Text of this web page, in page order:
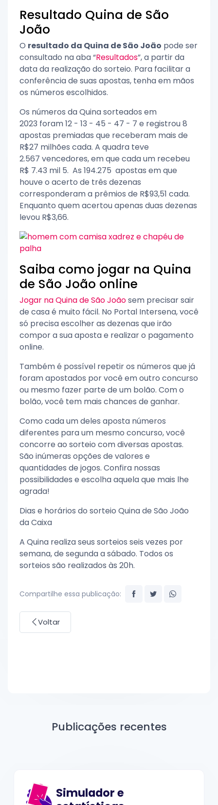
Resultado Quina de São
João
O resultado da Quina de São João pode ser
consultado na aba “Resultados”, a partir da
data da realização do sorteio. Para facilitar a
conferência de suas apostas, tenha em mãos
os números escolhidos.
Os números da Quina sorteados em
2023 foram 12 - 13 - 45 - 47 - 7 e registrou 8
apostas premiadas que receberam mais de
R$27 milhões cada. A quadra teve
2.567 vencedores, em que cada um recebeu
R$ 7.43 mil 5. As 194.275 apostas em que
houve o acerto de três dezenas
corresponderam a prêmios de R$93,51 cada.
Enquanto quem acertou apenas duas dezenas
levou R$3,66.
Saiba como jogar na Quina
de São João online
Jogar na Quina de São Joãosem precisar sair
de casa é muito fácil. No Portal Intersena, você
só precisa escolher as dezenas que irão
compor a sua aposta e realizar o pagamento
online.
Também é possível repetir os números que já
foram apostados por você em outro concurso
ou mesmo fazer parte de um bolão. Com o
bolão, você tem mais chances de ganhar.
Como cada um deles aposta números
diferentes para um mesmo concurso, você
concorre ao sorteio com diversas apostas.
São inúmeras opções de valores e
quantidades de jogos. Confira nossas
possibilidades e escolha aquela que mais lhe
agrada!
Dias e horários do sorteio Quina de São João
da Caixa
A Quina realiza seus sorteios seis vezes por
semana, de segunda a sábado. Todos os
sorteios são realizados às 20h.
Compartilhe essa publicação:
Voltar
Publicações recentes
Simulador e